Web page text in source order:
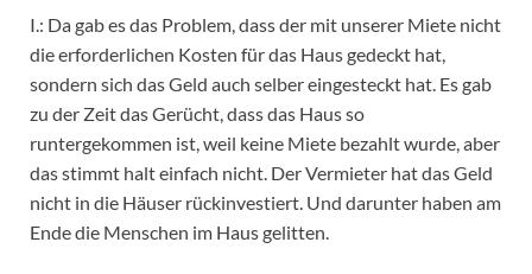
I.: Da gab es das Problem, dass der mit unserer Miete nicht
die erforderlichen Kosten für das Haus gedeckt hat,
sondern sich das Geld auch selber eingesteckt hat. Es gab
zu der Zeit das Gerücht, dass das Haus so
runtergekommen ist, weil keine Miete bezahlt wurde, aber
das stimmt halt einfach nicht. Der Vermieter hat das Geld
nicht in die Häuser rückinvestiert. Und darunter haben am
Ende die Menschen im Haus gelitten.